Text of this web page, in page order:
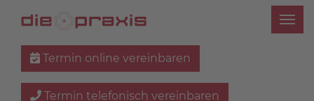
Termin online vereinbaren
Termin telefonisch vereinbaren